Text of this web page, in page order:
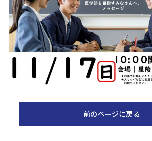
前のページに戻る